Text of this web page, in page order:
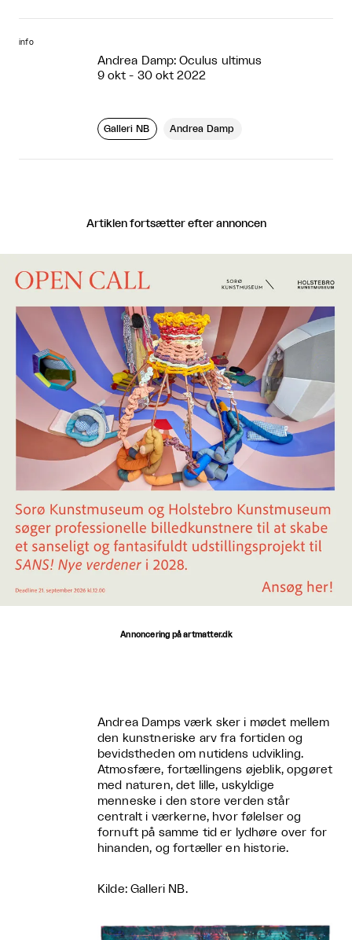
info
Andrea Damp: Oculus ultimus
9 okt - 30 okt 2022
Galleri NB Andrea Damp
Artiklen fortsætter efter annoncen
Annoncering på artmatter.dk
Andrea Damps værk sker i mødet mellem
den kunstneriske arv fra fortiden og
bevidstheden om nutidens udvikling.
Atmosfære, fortællingens øjeblik, opgøret
med naturen, det lille, uskyldige
menneske i den store verden står
centralt i værkerne, hvor følelser og
fornuft på samme tid er lydhøre over for
hinanden, og fortæller en historie.
Kilde: Galleri NB.